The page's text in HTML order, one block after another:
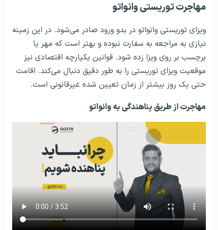
مهاجرت توریستی وانواتو
ویزای توریستی وانواتو در بدو ورود صادر می‌شود. در این زمینه
نیازی به مراجعه به سفارت نبوده و بهتر است که مهر یا
برچسب بر روی ویزا زده شود. قوانین یکپارچه اقتصادی نیز
موقعیت ویزای توریستی را به طور دقیق دنبال می‌کند. اقامت
حتی یک روز بیشتر از زمان تعیین شده غیرقانونی است.
مهاجرت از طریق پناهندگی به وانواتو